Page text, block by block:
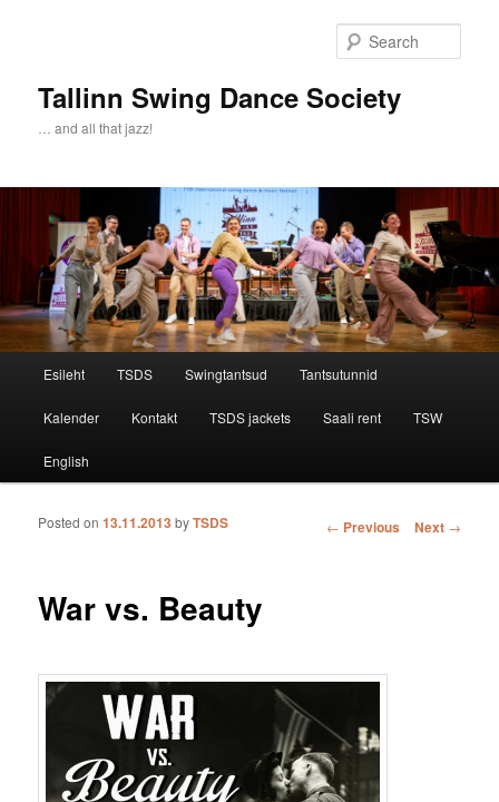
Tallinn Swing Dance Society
… and all that jazz!
Skip to primary content
Skip to secondary content
Esileht TSDS Swingtantsud Tantsutunnid
Kalender Kontakt TSDS jackets Saali rent TSW
English
Post navigation
← Previous Next →
War vs. Beauty
Posted on13.11.2013 byTSDS